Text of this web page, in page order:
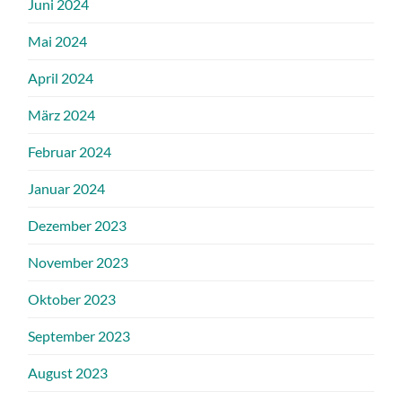
Juni 2024
Mai 2024
April 2024
März 2024
Februar 2024
Januar 2024
Dezember 2023
November 2023
Oktober 2023
September 2023
August 2023